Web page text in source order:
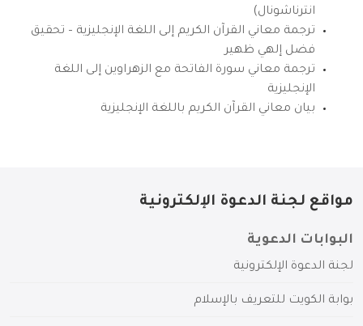
انترناشونال)
ترجمة معاني القرآن الكريم إلى اللغة الإنجليزية – تحقيق
فضل إلهي ظهير
ترجمة معاني سورة الفاتحة مع الزهراوين إلى اللغة
الإنجليزية
بيان معاني القرآن الكريم باللغة الإنجليزية
مواقع لجنة الدعوة الإلكترونية
البوابات الدعوية
لجنة الدعوة الإلكترونية
بوابة الكويت للتعريف بالإسلام